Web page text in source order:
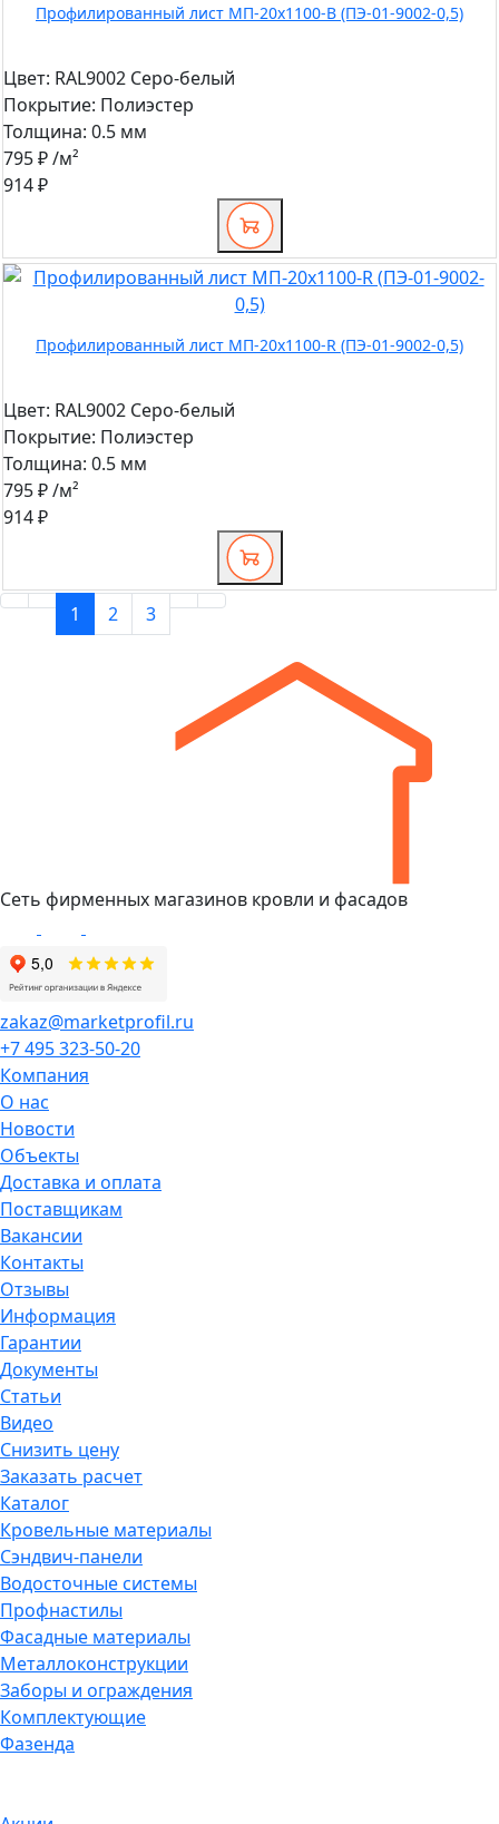
Профилированный лист МП-20x1100-B (ПЭ-01-9002-0,5)
Цвет: RAL9002 Серо-белый
Покрытие: Полиэстер
Толщина: 0.5 мм
795 ₽/м²
914 ₽
Профилированный лист МП-20x1100-R (ПЭ-01-9002-0,5)
Цвет: RAL9002 Серо-белый
Покрытие: Полиэстер
Толщина: 0.5 мм
795 ₽/м²
914 ₽
1 2 3
Сеть фирменных магазинов кровли и фасадов
zakaz@marketprofil.ru
+7 495 323-50-20
Компания
О нас
Новости
Объекты
Доставка и оплата
Поставщикам
Вакансии
Контакты
Отзывы
Информация
Гарантии
Документы
Статьи
Видео
Снизить цену
Заказать расчет
Каталог
Кровельные материалы
Сэндвич-панели
Водосточные системы
Профнастилы
Фасадные материалы
Металлоконструкции
Заборы и ограждения
Комплектующие
Фазенда